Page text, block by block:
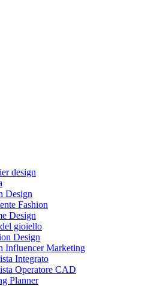
design
Design
Fashion
Design
gioiello
Design
Influencer Marketing
Integrato
Operatore CAD
Planner